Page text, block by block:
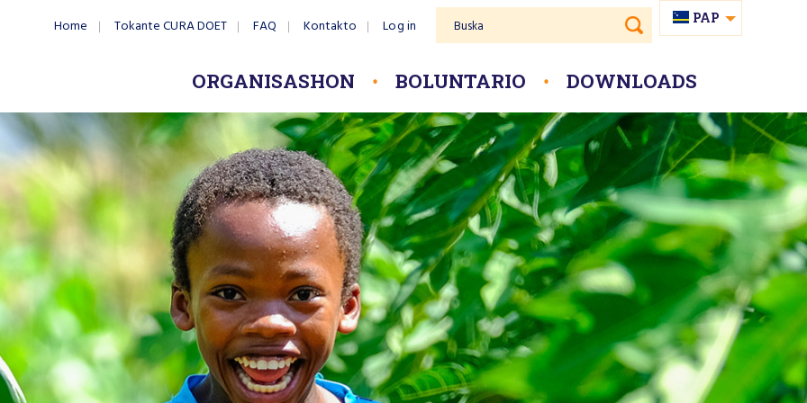
PAP
ORGANISASHON BOLUNTARIO DOWNLOADS
Home Tokante CURA DOET FAQ Kontakto Log in Buska